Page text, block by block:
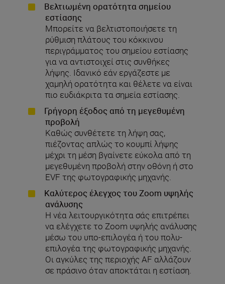
Βελτιωμένη ορατότητα σημείου
εστίασης
Μπορείτε να βελτιστοποιήσετε τη
ρύθμιση πλάτους του κόκκινου
περιγράμματος του σημείου εστίασης
για να αντιστοιχεί στις συνθήκες
λήψης. Ιδανικό εάν εργάζεστε με
χαμηλή ορατότητα και θέλετε να είναι
πιο ευδιάκριτα τα σημεία εστίασης.
Γρήγορη έξοδος από τη μεγεθυμένη
προβολή
Καθώς συνθέτετε τη λήψη σας,
πιέζοντας απλώς το κουμπί λήψης
μέχρι τη μέση βγαίνετε εύκολα από τη
μεγεθυμένη προβολή στην οθόνη ή στο
EVF της φωτογραφικής μηχανής.
Καλύτερος έλεγχος του Zoom υψηλής
ανάλυσης
Η νέα λειτουργικότητα σάς επιτρέπει
να ελέγχετε το Zoom υψηλής ανάλυσης
μέσω του υπο-επιλογέα ή του πολυ-
επιλογέα της φωτογραφικής μηχανής.
Οι αγκύλες της περιοχής AF αλλάζουν
σε πράσινο όταν αποκτάται η εστίαση.